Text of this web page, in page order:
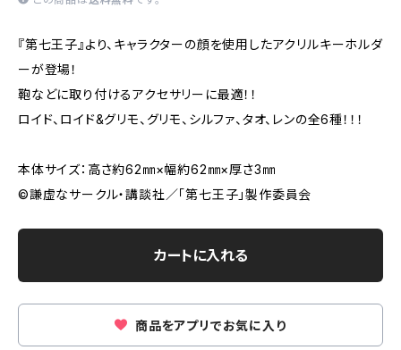
『第七王子』より、キャラクターの顔を使用したアクリルキーホルダ
ーが登場！
鞄などに取り付けるアクセサリーに最適！！
ロイド、ロイド&グリモ、グリモ、シルファ、タオ、レンの全6種！！！
本体サイズ：高さ約62㎜×幅約62㎜×厚さ3㎜
©謙虚なサークル・講談社／「第七王子」製作委員会
カートに入れる
商品をアプリでお気に入り